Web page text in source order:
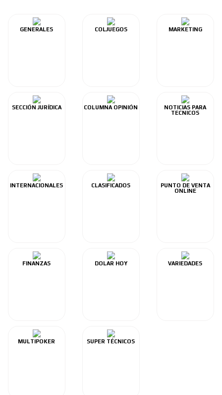
GENERALES COLJUEGOS MARKETING
SECCIÓN JURÍDICA COLUMNA OPINIÓN
NOTICIAS PARA
TECNICOS
INTERNACIONALES CLASIFICADOS
PUNTO DE VENTA
ONLINE
FINANZAS DOLAR HOY VARIEDADES
MULTIPOKER SUPER TÉCNICOS